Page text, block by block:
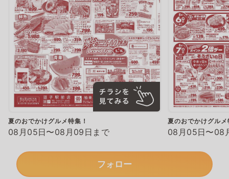
夏のおでかけグルメ特集！
08月05日〜08月09日まで
夏のおでかけグルメ
08月05日〜08
フォロー